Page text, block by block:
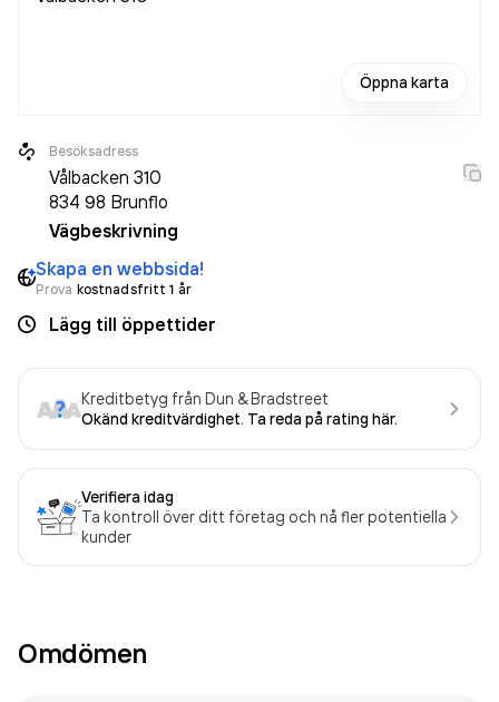
Brunflo.
Öppna karta
Besöksadress
Vålbacken 310
834 98 Brunflo
Vägbeskrivning
Skapa en webbsida!
Prova kostnadsfritt 1 år
Lägg till öppettider
Kreditbetyg från Dun & Bradstreet
Okänd kreditvärdighet. Ta reda på rating här.
Verifiera idag
Ta kontroll över ditt företag och nå fler potentiella
kunder
Omdömen